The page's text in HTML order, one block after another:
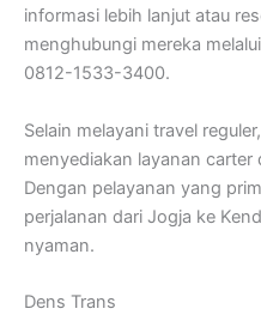
informasi lebih lanjut atau
menghubungi mereka
0812-1533-3400.
Selain melayani travel
menyediakan layanan
Dengan pelayanan yang
perjalanan dari Jogja ke
nyaman.
Dens Trans